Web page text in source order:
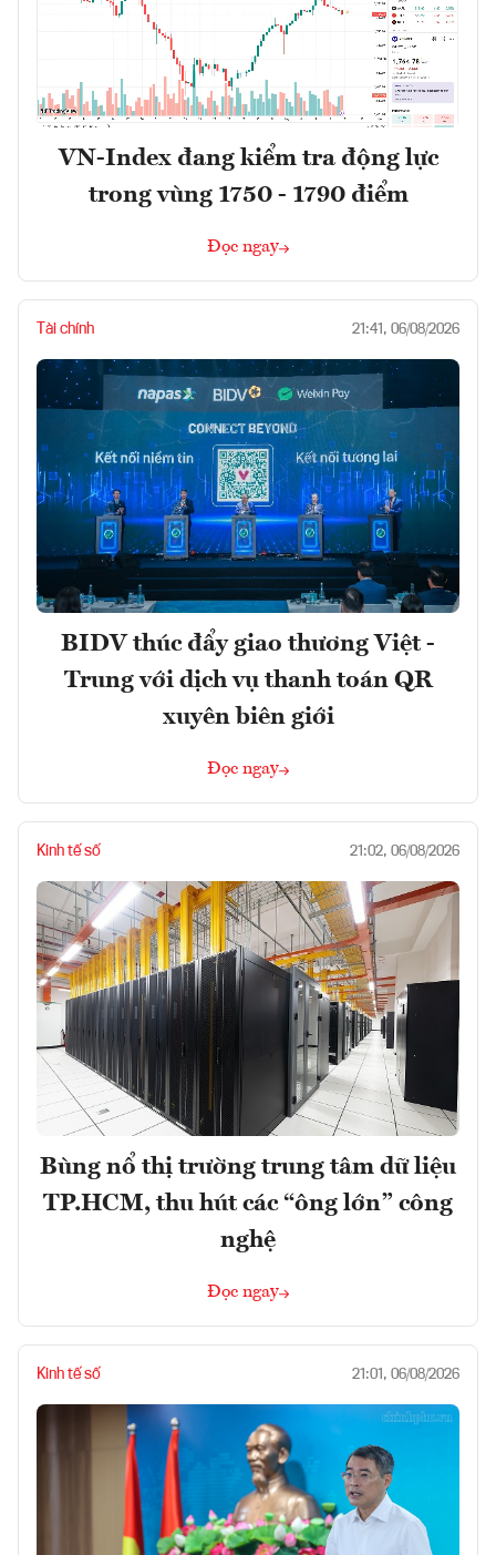
VN-Index đang kiểm tra động lực
trong vùng 1750 - 1790 điểm
Đọc ngay
Tài chính 21:41, 06/08/2026
BIDV thúc đẩy giao thương Việt -
Trung với dịch vụ thanh toán QR
xuyên biên giới
Đọc ngay
Kinh tế số 21:02, 06/08/2026
Bùng nổ thị trường trung tâm dữ liệu
TP.HCM, thu hút các “ông lớn” công
nghệ
Đọc ngay
Kinh tế số 21:01, 06/08/2026